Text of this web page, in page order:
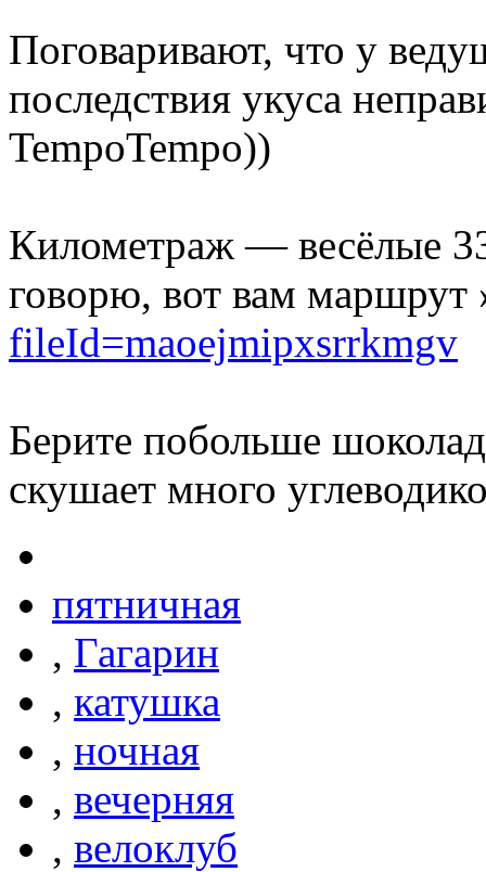
Поговаривают, что у
последствия укуса
TempoTempo))
Километраж — весёлые
говорю, вот вам
fileId=maoejmipxsrrkmgv
Берите побольше
скушает много
пятничная
, Гагарин
, катушка
, ночная
, вечерняя
, велоклуб